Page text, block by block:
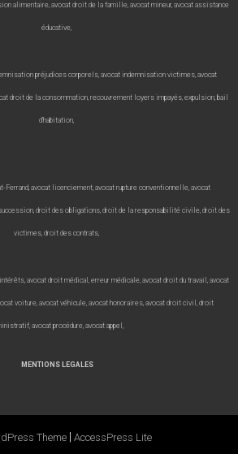
alimentaire, avocat droit de la famille, avocat mineur, avocat assistance
éducative,
préjudices corporels, avocat indemnisation victimes, avocat
droit de la consommation, recouvrement loyers impayés, expulsion, bail
d’habitation,
Ferrand, avocat licenciement, avocat rupture conventionnelle, avocat
droit des obligations, droit de la responsabilité civile, droit des
victimes, droit des contrats,
avocat droit médical, erreur médicale, avocat droit du travail, avocat
voiture, avocat véhicule, avocat honoraires, avocat droit civil, droit
avocat procédure, avocat appel,
MENTIONS LEGALES
Theme AccessPress Lite